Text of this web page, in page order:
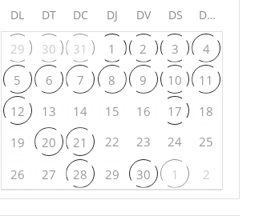
DL DT DC DJ DV DS DG
29 30 31 1 2 3
4
5
6 7 8 9 10
11
12
13 14 15 16 17
18
19
20 21 22 23 24 25
26 27 28 29 30 1 2